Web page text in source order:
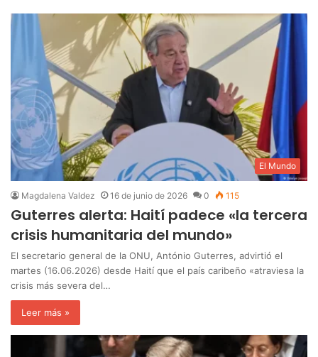
El Mundo
Magdalena Valdez 16 de junio de 2026 0 115
Guterres alerta: Haití padece «la tercera
crisis humanitaria del mundo»
El secretario general de la ONU, António Guterres, advirtió el
martes (16.06.2026) desde Haití que el país caribeño «atraviesa la
crisis más severa del…
Leer más »